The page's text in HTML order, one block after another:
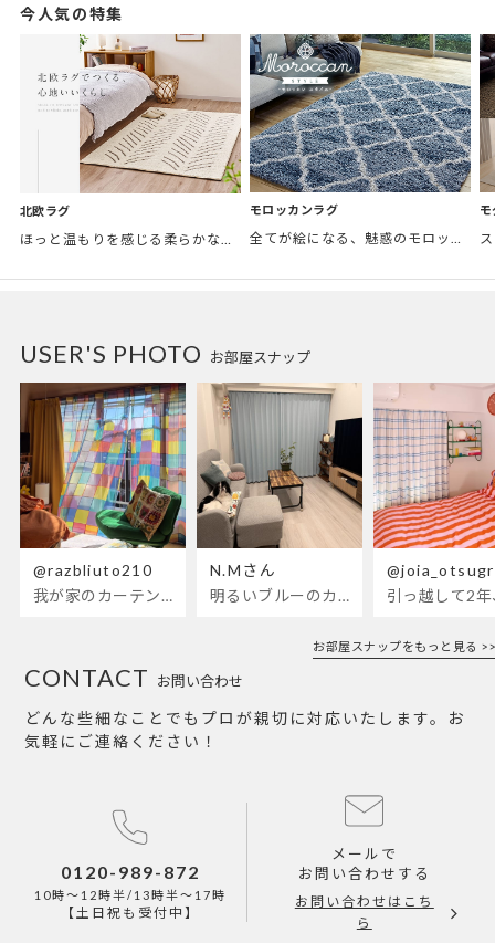
今人気の特集
北欧ラグ モロッカンラグ
全てが絵になる、魅惑のモロッカンスタイル。トレンド感あふれるおしゃれな空間づくりに。
お部屋スナップ
USER'S PHOTO
@razbliuto210
我が家のカーテンが新しくなりました🌼早起きが超絶苦手な私が、思わず朝カーテンを開けて光合成するようになったステンドグラスカーテン…！
N.Mさん
明るいブルーのカーテンで、部屋全体が明るく。白を基調とした部屋にぴったりです。
お部屋スナップをもっと見る >>
お問い合わせ
CONTACT
どんな些細なことでもプロが親切に対応いたします。お
気軽にご連絡ください！
0120-989-872
10時～12時半/13時半～17時
【土日祝も受付中】
メールで
お問い合わせする
お問い合わせはこち
ら